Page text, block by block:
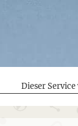
Dieser